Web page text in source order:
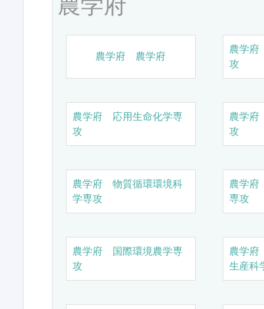
農学府
農学府 農学府
農学
攻
農学府 応用生命化学専
攻
農学
攻
農学府 物質循環環境科
学専攻
農学
専攻
農学府 国際環境農学専
攻
農学
生産科